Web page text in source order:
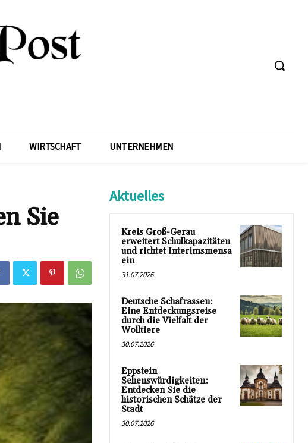
WIRTSCHAFT UNTERNEHMEN
Sie
Aktuelles
Kreis Groß-Gerau
erweitert Schulkapazitäten
und richtet Interimsmensa
ein
31.07.2026
Deutsche Schafrassen:
Eine Entdeckungsreise
durch die Vielfalt der
Wolltiere
30.07.2026
Eppstein
Sehenswürdigkeiten:
Entdecken Sie die
historischen Schätze der
Stadt
30.07.2026